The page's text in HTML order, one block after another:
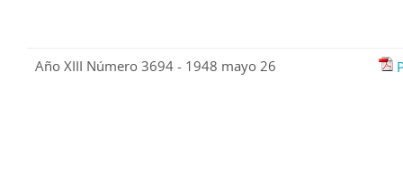
Año XIII Número 3694 - 1948 mayo 26